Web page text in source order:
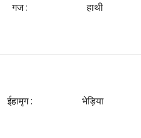
गज : हाथी
ईहामृग : भेड़िया